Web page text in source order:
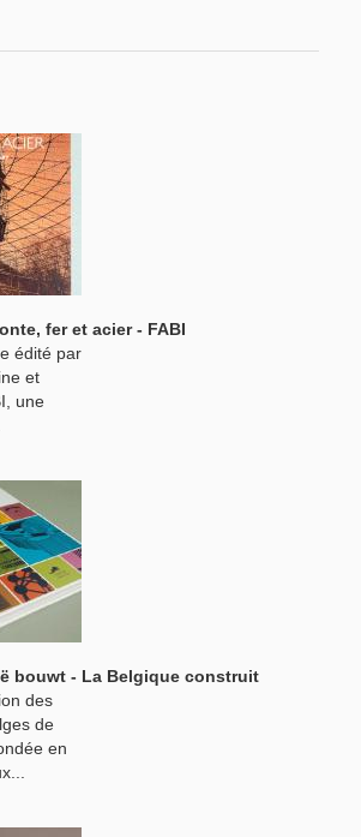
fer et acier - FABI
édité par
et
une
bouwt - La Belgique construit
des
de
en